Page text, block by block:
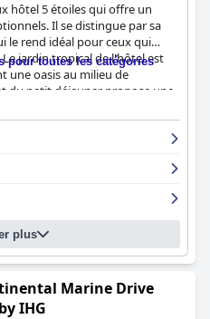
hôtel 5 étoiles qui offre un
Il se distingue par sa
le rend idéal pour ceux qui
jardin tropical de l'hôtel est
une oasis au milieu de
du petit déjeuner propose une
occidentaux, européens et
une nourriture variée et de
et confortables, certaines
de vente et le
comme amical, accueillant et
et relaxante, entourée d'une
plantes. Dans l'ensemble,
exceptionnel que nous
un séjour luxueux à
pour toutes les catégories
plus
Marine Drive
IHG